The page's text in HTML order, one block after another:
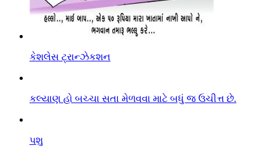
કેશલેસ ટ્રાન્ઝેકશન
કલ્યાણ હો બચ્ચા સતા મેળવવા માટે બધું જ ઉચીત્ત છે.
પશુ